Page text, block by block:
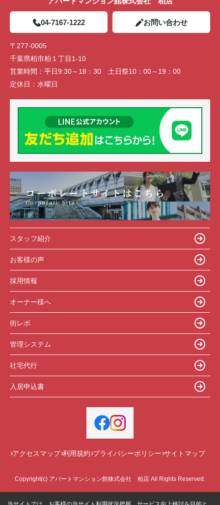
04-7167-1222 お問い合わせ
〒277-0005
千葉県柏市柏１丁目1-10
営業時間： 平日9:30～18：30 土日祭10：00～19：00
定休日： 水曜日
スタッフ紹介
お客様の声
採用情報
オーナー様へ
街レポ
管理システム
社宅代行
入居申込書
アクセスマップ 利用規約 プライバシーポリシー サイトマップ
Copyright(c) アパートマンション館株式会社 柏店 All Rights Reserved.